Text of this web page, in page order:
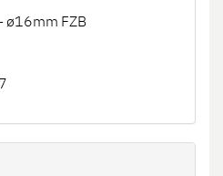
ø16mm FZB